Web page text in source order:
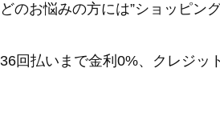
どのお悩みの方には”ショッピン
36回払いまで金利0%、クレジッ